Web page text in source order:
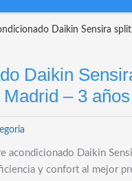
Daikin Sensira
Daikin
– 3
acondicionado Daikin
y confort al mejor